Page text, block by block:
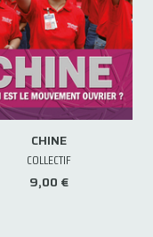
CHINE
COLLECTIF
9,00 €